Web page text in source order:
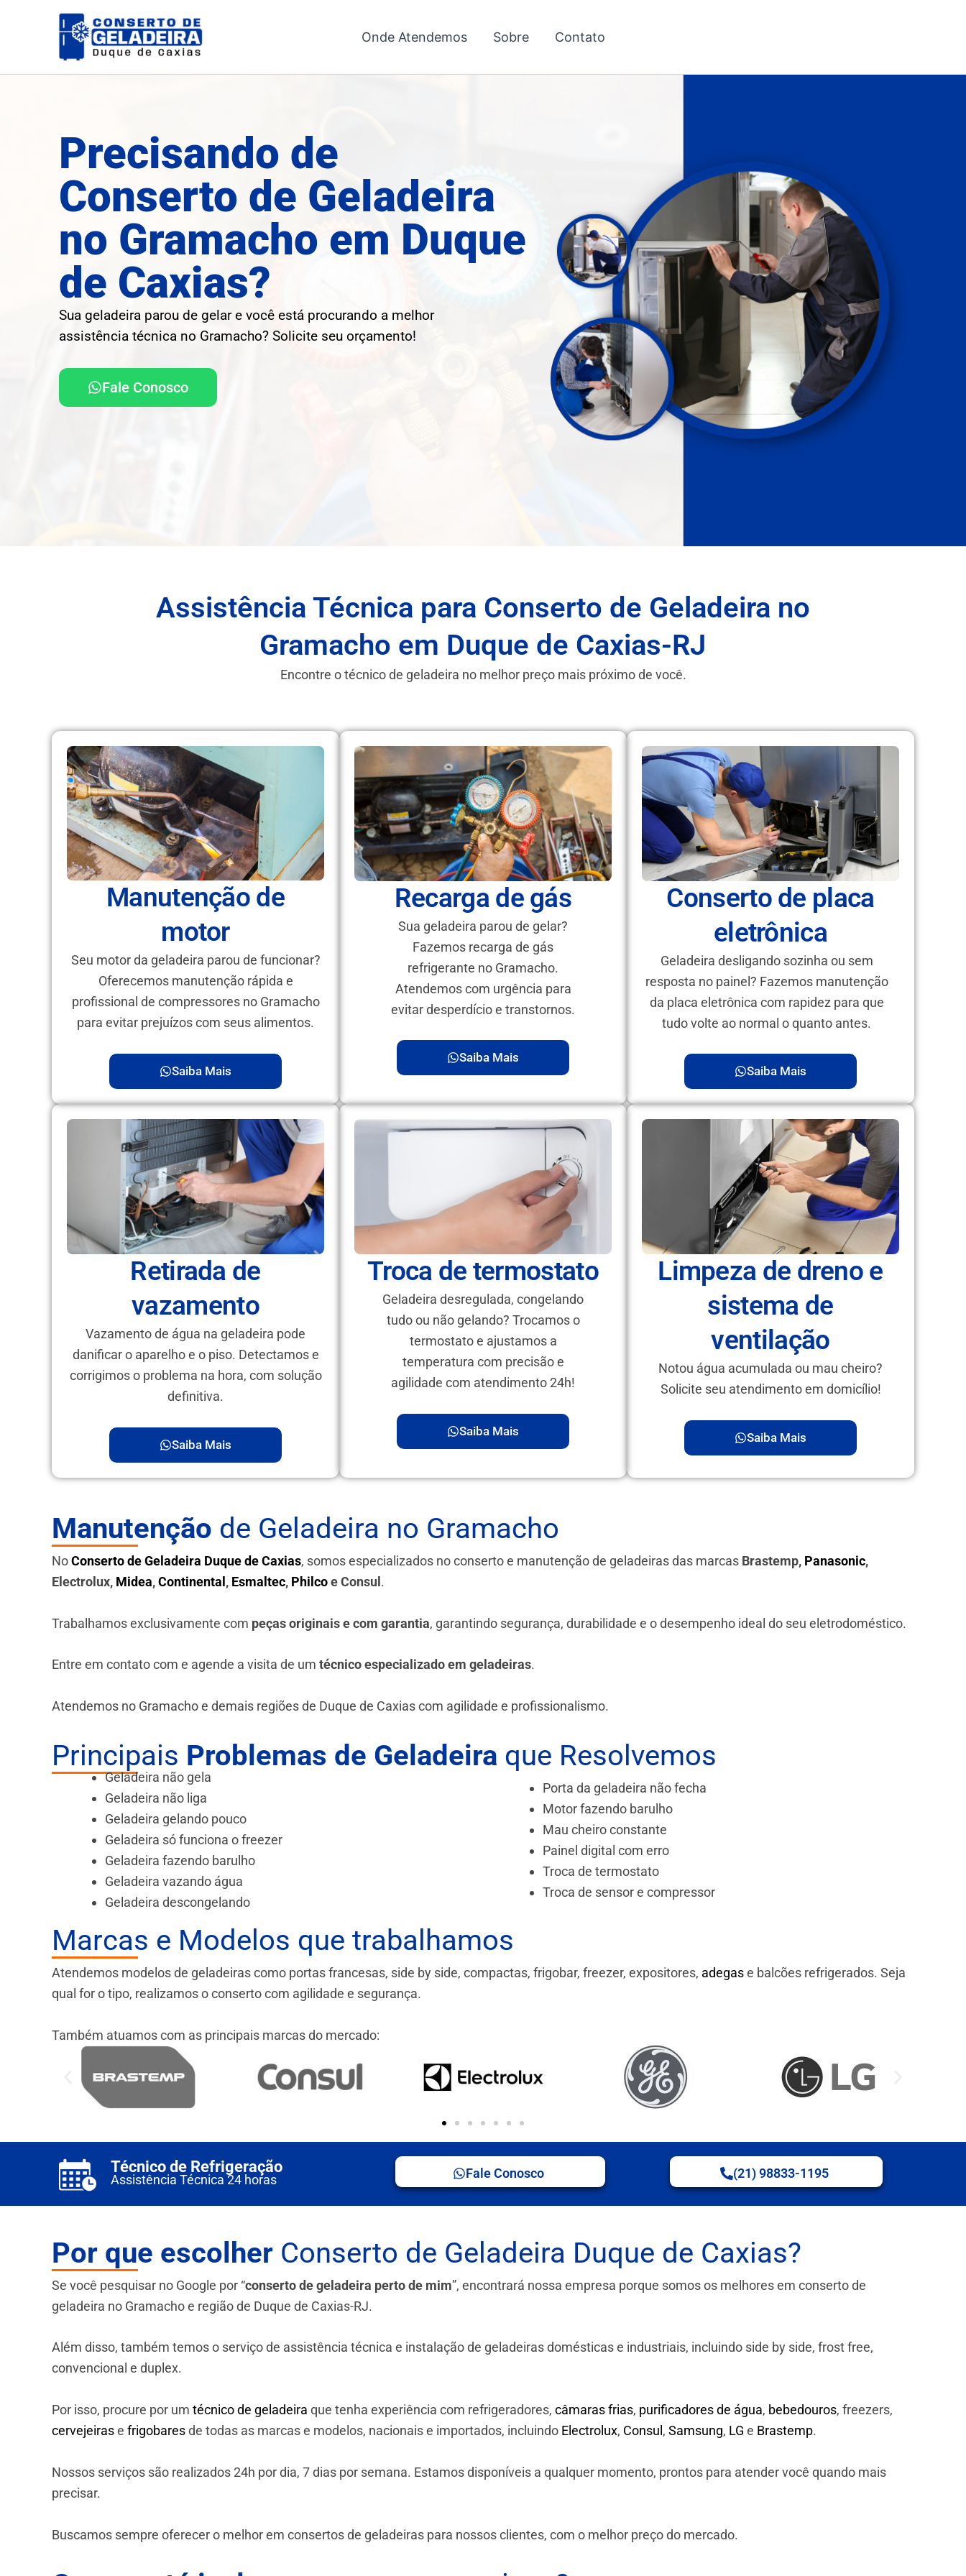
conteúdo
Onde Atendemos Sobre Contato
Precisando de
Conserto de Geladeira
no Gramacho em Duque
de Caxias?
Sua geladeira parou de gelar e você está procurando a melhor
assistência técnica no Gramacho? Solicite seu orçamento!
Fale Conosco
Assistência Técnica para Conserto de Geladeira no
Gramacho em Duque de Caxias-RJ
Encontre o técnico de geladeira no melhor preço mais próximo de você.
Manutenção de
motor
Seu motor da geladeira parou de funcionar?
Oferecemos manutenção rápida e
profissional de compressores no Gramacho
para evitar prejuízos com seus alimentos.
Saiba Mais
Recarga de gás
Sua geladeira parou de gelar?
Fazemos recarga de gás
refrigerante no Gramacho.
Atendemos com urgência para
evitar desperdício e transtornos.
Saiba Mais
Conserto de placa
eletrônica
Geladeira desligando sozinha ou sem
resposta no painel? Fazemos manutenção
da placa eletrônica com rapidez para que
tudo volte ao normal o quanto antes.
Saiba Mais
Retirada de
vazamento
Vazamento de água na geladeira pode
danificar o aparelho e o piso. Detectamos e
corrigimos o problema na hora, com solução
definitiva.
Saiba Mais
Troca de termostato
Geladeira desregulada, congelando
tudo ou não gelando? Trocamos o
termostato e ajustamos a
temperatura com precisão e
agilidade com atendimento 24h!
Saiba Mais
Limpeza de dreno e
sistema de
ventilação
Notou água acumulada ou mau cheiro?
Solicite seu atendimento em domicílio!
Saiba Mais
Manutenção de Geladeira no Gramacho
NoConserto de Geladeira Duque de Caxias, somos especializados no conserto e manutenção de geladeiras das marcas Brastemp, Panasonic,
Electrolux, Midea,Continental , Esmaltec, Philcoe Consul .
Trabalhamos exclusivamente com peças originais e com garantia, garantindo segurança, durabilidade e o desempenho ideal do seu eletrodoméstico.
Entre em contato com e agende a visita de um técnico especializado em geladeiras.
Atendemos no Gramacho e demais regiões de Duque de Caxiascom agilidade e profissionalismo.
Principais Problemas de Geladeira que Resolvemos
Geladeira não gela
Geladeira não liga
Geladeira gelando pouco
Geladeira só funciona o freezer
Geladeira fazendo barulho
Geladeira vazando água
Geladeira descongelando
Porta da geladeira não fecha
Motor fazendo barulho
Mau cheiro constante
Painel digital com erro
Troca de termostato
Troca de sensor e compressor
Marcas e Modelos que trabalhamos
Atendemos modelos de geladeiras como portas francesas, side by side, compactas, frigobar, freezer, expositores, adegase balcões refrigerados. Seja
qual for o tipo, realizamos o conserto com agilidade e segurança.
Também atuamos com as principais marcas do mercado:
Técnico de Refrigeração
Assistência Técnica 24 horas Fale Conosco (21) 98833-1195
Por que escolher Conserto de Geladeira Duque de Caxias?
Se você pesquisar no Google por “conserto de geladeira perto de mim”, encontrará nossa empresa porque somos os melhores em conserto de
geladeira no Gramacho e região de Duque de Caxias-RJ.
Além disso, também temos o serviço de assistência técnica e instalação de geladeiras domésticas e industriais, incluindo side by side, frost free,
convencional e duplex.
Por isso, procure por um técnico de geladeira que tenha experiência com refrigeradores, câmaras frias, purificadores de água, bebedouros, freezers,
cervejeirase frigobaresde todas as marcas e modelos, nacionais e importados, incluindo Electrolux, Consul , Samsung, LG e Brastemp.
Nossos serviços são realizados 24h por dia, 7 dias por semana. Estamos disponíveis a qualquer momento, prontos para atender você quando mais
precisar.
Buscamos sempre oferecer o melhor em consertos de geladeiras para nossos clientes, com o melhor preço do mercado.